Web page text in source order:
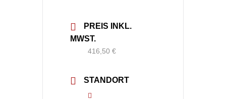
PREIS INKL.
MWST.
416,50 €
STANDORT